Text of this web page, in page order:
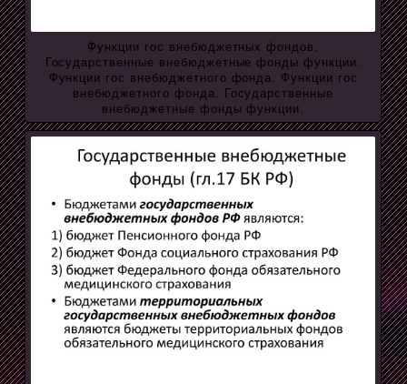
Функции гос внебюджетных фондов.
Государственные внебюджетные фонды функции.
Функции гос внебюджетного фонда. Функции гос
внебюджетного фонда. Государственные
внебюджетные фонды функции.